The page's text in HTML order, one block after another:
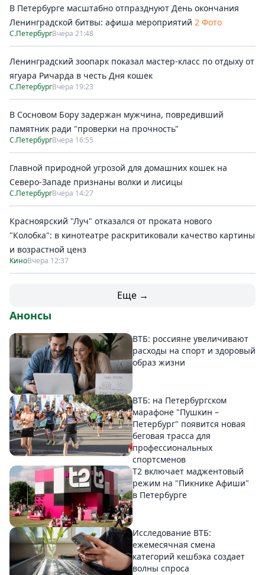
В Петербурге масштабно отпразднуют День окончания
Ленинградской битвы: афиша мероприятий 2 Фото
С.ПетербургВчера 21:48
Ленинградский зоопарк показал мастер-класс по отдыху от
ягуара Ричарда в честь Дня кошек
С.ПетербургВчера 19:23
В Сосновом Бору задержан мужчина, повредивший
памятник ради "проверки на прочность"
С.ПетербургВчера 16:55
Главной природной угрозой для домашних кошек на
Северо-Западе признаны волки и лисицы
С.ПетербургВчера 14:27
Красноярский "Луч" отказался от проката нового
"Колобка": в кинотеатре раскритиковали качество картины
и возрастной ценз
КиноВчера 12:37
Еще →
Анонсы
ВТБ: россияне увеличивают
расходы на спорт и здоровый
образ жизни
ВТБ: на Петербургском
марафоне "Пушкин –
Петербург" появится новая
беговая трасса для
профессиональных
спортсменов
Т2 включает маджентовый
режим на "Пикнике Афиши"
в Петербурге
Исследование ВТБ:
ежемесячная смена
категорий кешбэка создает
волны спроса